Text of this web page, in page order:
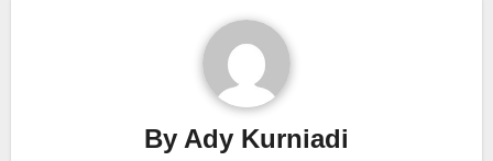
By Ady Kurniadi